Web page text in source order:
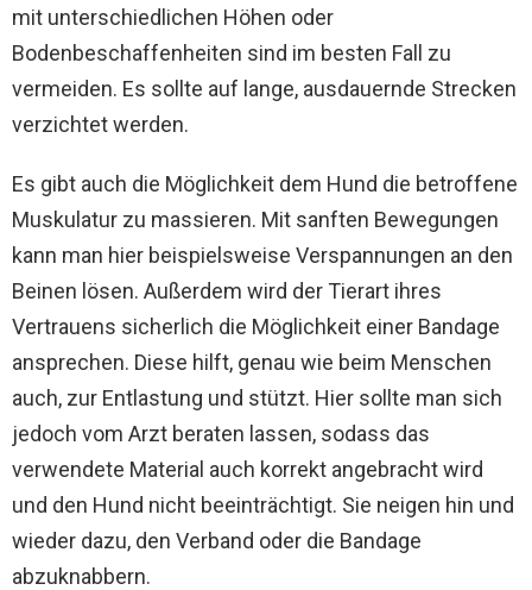
mit unterschiedlichen Höhen oder
Bodenbeschaffenheiten sind im besten Fall zu
vermeiden. Es sollte auf lange, ausdauernde Strecken
verzichtet werden.
Es gibt auch die Möglichkeit dem Hund die betroffene
Muskulatur zu massieren. Mit sanften Bewegungen
kann man hier beispielsweise Verspannungen an den
Beinen lösen. Außerdem wird der Tierart ihres
Vertrauens sicherlich die Möglichkeit einer Bandage
ansprechen. Diese hilft, genau wie beim Menschen
auch, zur Entlastung und stützt. Hier sollte man sich
jedoch vom Arzt beraten lassen, sodass das
verwendete Material auch korrekt angebracht wird
und den Hund nicht beeinträchtigt. Sie neigen hin und
wieder dazu, den Verband oder die Bandage
abzuknabbern.